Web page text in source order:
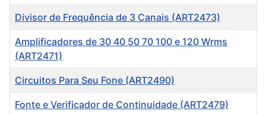
Divisor de Frequência de 3 Canais (ART2473)
Amplificadores de 30 40 50 70 100 e 120 Wrms
(ART2471)
Circuitos Para Seu Fone (ART2490)
Fonte e Verificador de Continuidade (ART2479)